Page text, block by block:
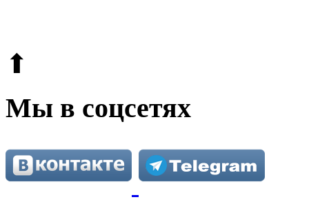
⬆
Мы в соцсетях